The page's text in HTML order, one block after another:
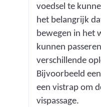
h
e
t
v
o
o
r
t
voedsel te
het belangrijk
bewegen in het
kunnen
verschillende
Bijvoorbeeld
een vistrap om
vispassage.